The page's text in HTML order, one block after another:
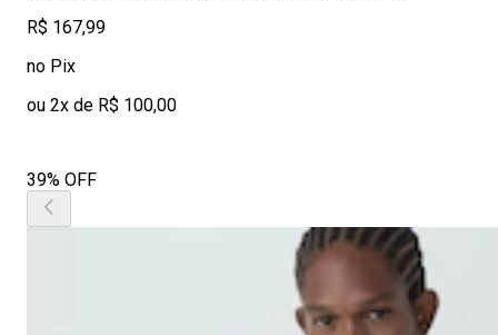
R$ 167,99
no Pix
ou 2x de R$ 100,00
39% OFF